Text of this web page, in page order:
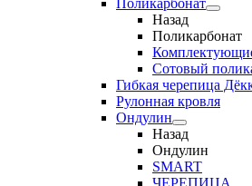
Поликарбонат
Назад
Поликарбонат
Сотовый
Гибкая черепица
Рулонная кровля
Ондулин
Назад
Ондулин
SMART
ЧЕРЕПИЦА